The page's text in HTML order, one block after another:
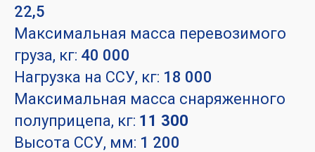
22,5
Максимальная масса перевозимого
груза, кг: 40 000
Нагрузка на ССУ, кг: 18 000
Максимальная масса снаряженного
полуприцепа, кг: 11 300
Высота ССУ, мм: 1 200